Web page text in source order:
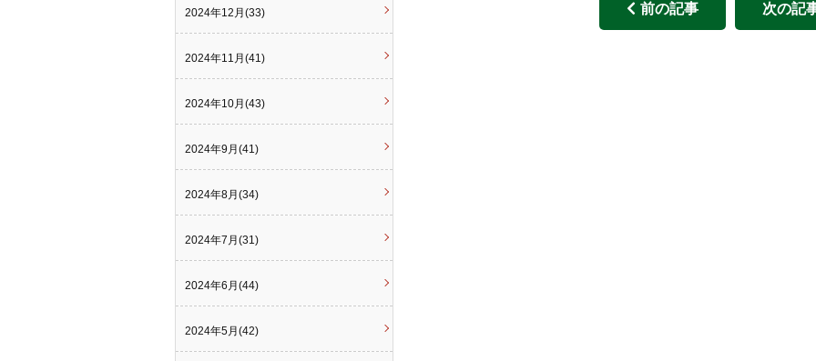
前の記事 次の記
2024年12月(33)
2024年11月(41)
2024年10月(43)
2024年9月(41)
2024年8月(34)
2024年7月(31)
2024年6月(44)
2024年5月(42)